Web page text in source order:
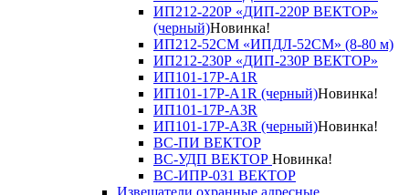
ИП212-220Р «ДИП-220Р ВЕКТОР»
(черный)Новинка!
ИП212-52СМ «ИПДЛ-52СМ» (8-80 м)
ИП212-230Р «ДИП-230Р ВЕКТОР»
ИП101-17Р-A1R
ИП101-17Р-A1R (черный)Новинка!
ИП101-17Р-A3R
ИП101-17Р-A3R (черный)Новинка!
ВС-ПИ ВЕКТОР
ВС-УДП ВЕКТОР Новинка!
ВС-ИПР-031 ВЕКТОР
Извещатели охранные адресные